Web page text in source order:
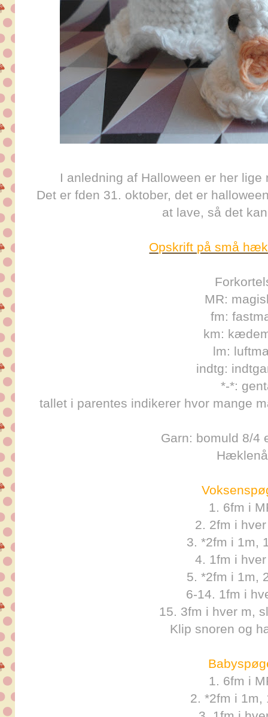
I anledning af Halloween er her
Det er fden 31. oktober, det er
at lave, så det
Opskrift på små
MR:
fm:
km:
lm:
indtg:
*-*:
tallet i parentes indikerer hvor mange
Garn: bomuld 8/4
1. 6fm i
2. 2fm i
3. *2fm i 1m,
4. 1fm i
5. *2fm i 1m,
6-14. 1fm i
15. 3fm i hver m,
Klip snoren og
1. 6fm i
2. *2fm i 1m,